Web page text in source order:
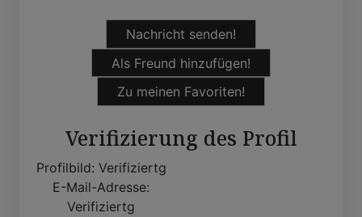
Nachricht senden!
Als Freund hinzufügen!
Zu meinen Favoriten!
Verifizierung des Profil
Profilbild: Verifiziertg
E-Mail-Adresse:
Verifiziertg